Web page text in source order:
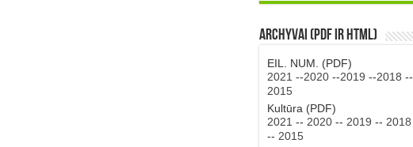
Archyvai (PDF ir HTML)
EIL. NUM. (PDF)
2021 --2020--2019 --2018 --
2015
Kultūra (PDF)
2021 -- 2020-- 2019 -- 2018
-- 2015